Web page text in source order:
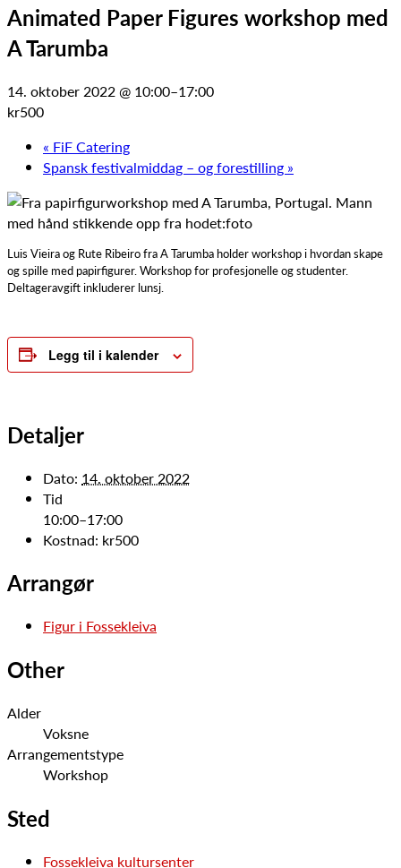
Animated Paper Figures workshop med
A Tarumba
14. oktober 2022 @ 10:00–17:00
kr500
« FiF Catering
Spansk festivalmiddag – og forestilling »
Luis Vieira og Rute Ribeiro fra A Tarumba holder workshop i hvordan skape
og spille med papirfigurer. Workshop for profesjonelle og studenter.
Deltageravgift inkluderer lunsj.
Legg til i kalender
Detaljer
Dato: 14. oktober 2022
Tid
10:00–17:00
Kostnad: kr500
Arrangør
Figur i Fossekleiva
Other
Alder
Voksne
Arrangementstype
Workshop
Sted
Fossekleiva kultursenter